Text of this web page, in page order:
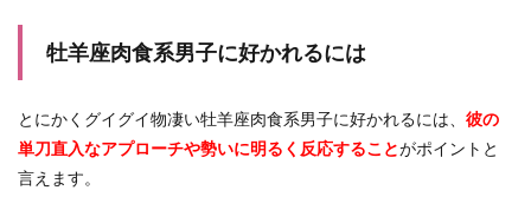
牡羊座肉食系男子に好かれるには
とにかくグイグイ物凄い牡羊座肉食系男子に好かれるには、 彼の
単刀直入なアプローチや勢いに明るく反応することがポイントと
言えます。